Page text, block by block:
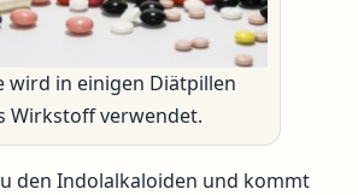
wird in einigen Diätpillen
Wirkstoff verwendet.
den Indolalkaloiden und kommt